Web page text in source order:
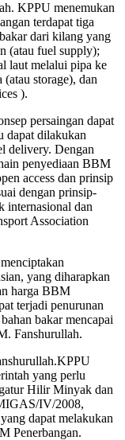
KPPU menemukan
terdapat tiga
dari kilang yang
(atau fuel supply);
laut melalui pipa ke
storage), dan
).
persaingan dapat
dapat dilakukan
delivery. Dengan
penyediaan BBM
access dan prinsip
dengan prinsip-
internasional dan
Association
yang diharapkan
harga BBM
terjadi penurunan
bakar mencapai
Fanshurullah.
yang perlu
Hilir Minyak dan
IV/2008,
dapat melakukan
Penerbangan.